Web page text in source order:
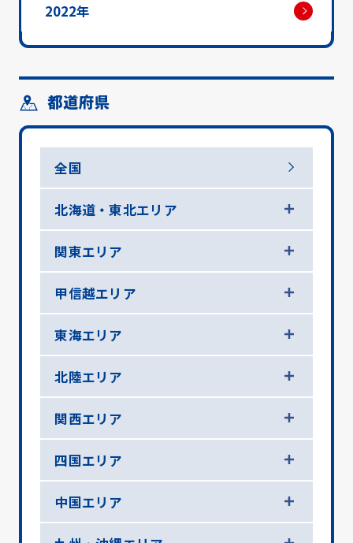
2022年
都道府県
全国
北海道・東北エリア
関東エリア
甲信越エリア
東海エリア
北陸エリア
関西エリア
四国エリア
中国エリア